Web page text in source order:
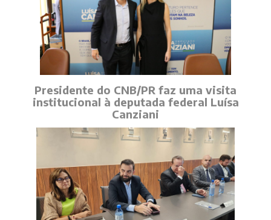
Presidente do CNB/PR faz uma visita
institucional à deputada federal Luísa
Canziani